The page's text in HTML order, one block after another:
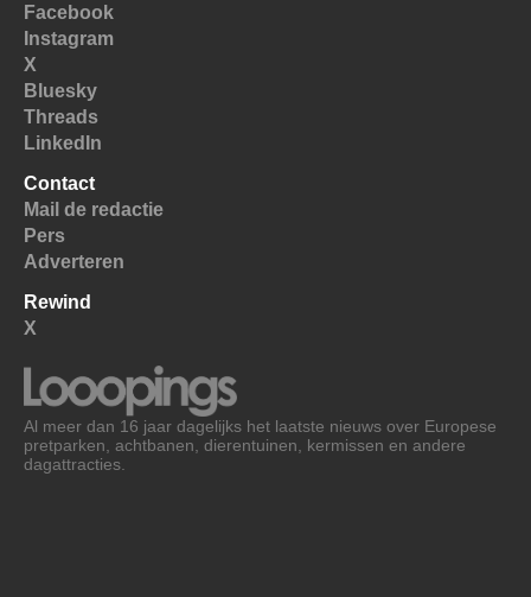
Facebook
Instagram
X
Bluesky
Threads
LinkedIn
Contact
Mail de redactie
Pers
Adverteren
Rewind
X
Al meer dan 16 jaar dagelijks het laatste nieuws over Europese
pretparken, achtbanen, dierentuinen, kermissen en andere
dagattracties.